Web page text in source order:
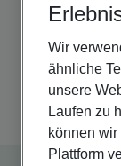
Wir
ähnliche
unsere
Laufen zu
können
Plattform